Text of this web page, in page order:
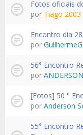
Fotos oficiais
por Tiago 2003
Encontro dia
por
56° Encontro
por
[Fotos] 50 °
por Anderson
55° Encontro